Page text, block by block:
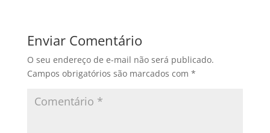
Enviar Comentário
O seu endereço de e-mail não será publicado.
Campos obrigatórios são marcados com *